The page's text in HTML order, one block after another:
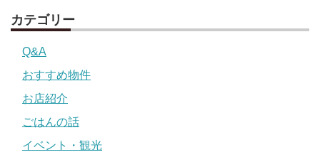
カテゴリー
Q&A
おすすめ物件
お店紹介
ごはんの話
イベント・観光